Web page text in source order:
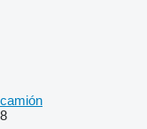
camión
8